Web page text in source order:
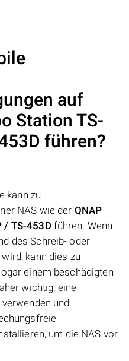
auf
Station TS-
führen?
kann zu
NAS wie der QNAP
/ TS-453Dführen. Wenn
des Schreib- oder
kann dies zu
einem beschädigten
wichtig, eine
und
um die NAS vor